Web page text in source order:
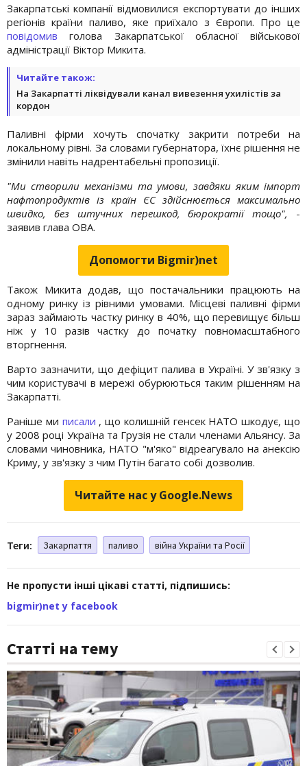
Закарпатські компанії відмовилися експортувати до інших
регіонів країни паливо, яке приїхало з Європи. Про це
повідомив голова Закарпатської обласної військової
адміністрації Віктор Микита.
Читайте також:
На Закарпатті ліквідували канал вивезення ухилістів за
кордон
Паливні фірми хочуть спочатку закрити потреби на
локальному рівні. За словами губернатора, їхнє рішення не
змінили навіть надрентабельні пропозиції.
"Ми створили механізми та умови, завдяки яким імпорт
нафтопродуктів із країн ЄС здійснюється максимально
швидко, без штучних перешкод, бюрократії тощо",
-
заявив глава ОВА.
Допомогти Bigmir)net
Також Микита додав, що постачальники працюють на
одному ринку із рівними умовами. Місцеві паливні фірми
зараз займають частку ринку в 40%, що перевищує більш
ніж у 10 разів частку до початку повномасштабного
вторгнення.
Варто зазначити, що дефіцит палива в Україні. У зв'язку з
чим користувачі в мережі обурюються таким рішенням на
Закарпатті.
Раніше ми писали , що колишній генсек НАТО шкодує, що
у 2008 році Україна та Грузія не стали членами Альянсу. За
словами чиновника, НАТО "м'яко" відреагувало на анексію
Криму, у зв'язку з чим Путін багато собі дозволив.
Читайте нас у Google.News
Теги: Закарпаття паливо війна України та Росії
Не пропусти інші цікаві статті, підпишись:
bigmir)net у facebook
Статті на тему